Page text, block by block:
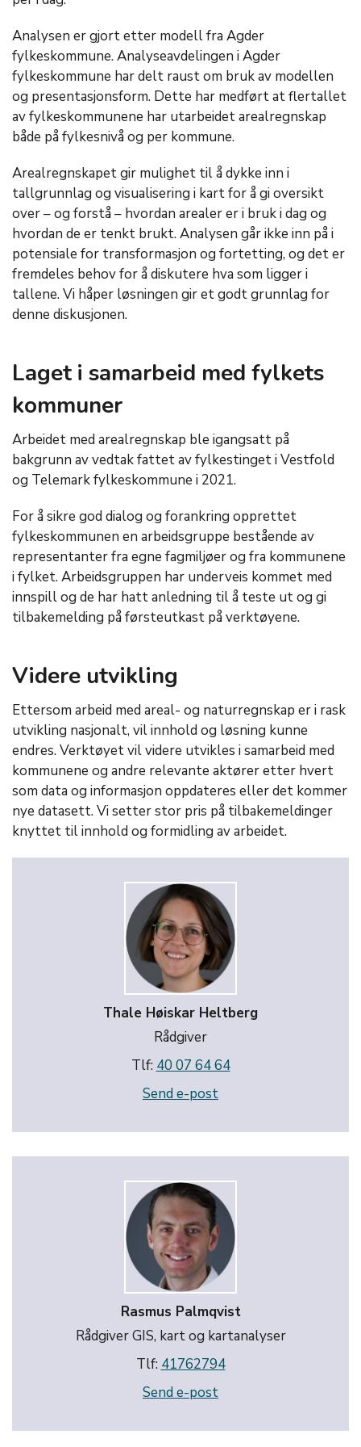
Analysen er gjort etter modell fra Agder
fylkeskommune. Analyseavdelingen i Agder
fylkeskommune har delt raust om bruk av modellen
og presentasjonsform. Dette har medført at flertallet
av fylkeskommunene har utarbeidet arealregnskap
både på fylkesnivå og per kommune.
Arealregnskapet gir mulighet til å dykke inn i
tallgrunnlag og visualisering i kart for å gi oversikt
over – og forstå – hvordan arealer er i bruk i dag og
hvordan de er tenkt brukt. Analysen går ikke inn på i
potensiale for transformasjon og fortetting, og det er
fremdeles behov for å diskutere hva som ligger i
tallene. Vi håper løsningen gir et godt grunnlag for
denne diskusjonen.
Laget i samarbeid med fylkets
kommuner
Arbeidet med arealregnskap ble igangsatt på
bakgrunn av vedtak fattet av fylkestinget i Vestfold
og Telemark fylkeskommune i 2021.
For å sikre god dialog og forankring opprettet
fylkeskommunen en arbeidsgruppe bestående av
representanter fra egne fagmiljøer og fra kommunene
i fylket. Arbeidsgruppen har underveis kommet med
innspill og de har hatt anledning til å teste ut og gi
tilbakemelding på førsteutkast på verktøyene.
Videre utvikling
Ettersom arbeid med areal- og naturregnskap er i rask
utvikling nasjonalt, vil innhold og løsning kunne
endres. Verktøyet vil videre utvikles i samarbeid med
kommunene og andre relevante aktører etter hvert
som data og informasjon oppdateres eller det kommer
nye datasett. Vi setter stor pris på tilbakemeldinger
knyttet til innhold og formidling av arbeidet.
Thale Høiskar Heltberg
Rådgiver
Tlf: 40 07 64 64
Send e-post
Rasmus Palmqvist
Rådgiver GIS, kart og kartanalyser
Tlf: 41762794
Send e-post